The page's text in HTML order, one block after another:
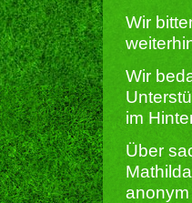
Wir
Wir
im
Über